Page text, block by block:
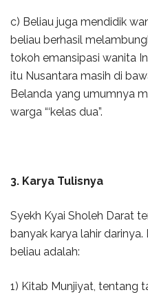
c) Beliau juga mendidik
beliau berhasil
tokoh emansipasi wanita
itu Nusantara masih di
Belanda yang umumnya
warga “‘kelas dua”.
3. Karya Tulisnya
Syekh Kyai Sholeh Darat
banyak karya lahir
beliau adalah:
1) Kitab Munjiyat, tentang